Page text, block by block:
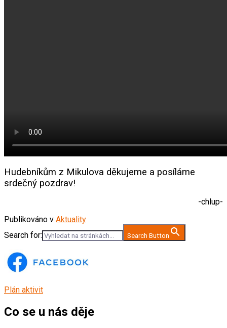
Hudebníkům z Mikulova děkujeme a posíláme
srdečný pozdrav!
-chlup-
Publikováno v Aktuality
Search for:
Search Button
Plán aktivit
Co se u nás děje